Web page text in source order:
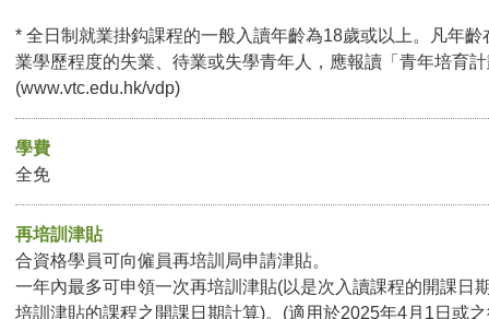
* 全日制就業掛鈎課程的一般入讀年齡為18歲或以上。凡年
業學歷程度的失業、待業或失學青年人，應報讀「青年培育
(www.vtc.edu.hk/vdp)
學費
全免
再培訓津貼
合資格學員可向僱員再培訓局申請津貼。
一年內最多可申領一次再培訓津貼(以是次入讀課程的開課日
培訓津貼的課程之開課日期計算)。(適用於2025年4月1日或